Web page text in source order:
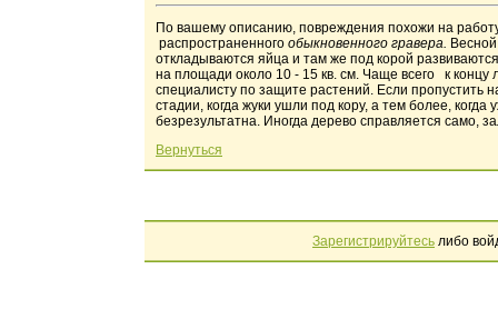
По вашему описанию, повреждения похожи на
распространенного обыкновенного гравера.
откладываются яйца и там же под корой
на площади около 10 - 15 кв. см. Чаще всего к концу
специалисту по защите растений. Если пропустить
стадии, когда жуки ушли под кору, а тем более,
безрезультатна. Иногда дерево справляется само,
Вернуться
Зарегистрируйтесь либо